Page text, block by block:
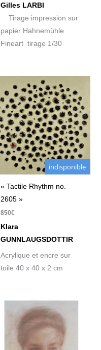
Gilles LARBI
Tirage impression sur
papier Hahnemühle
Fineart tirage 1/30
indisponible
« Tactile Rhythm no.
2605 »
850€
Klara
GUNNLAUGSDOTTIR
Acrylique et encre sur
toile 40 x 40 x 2 cm